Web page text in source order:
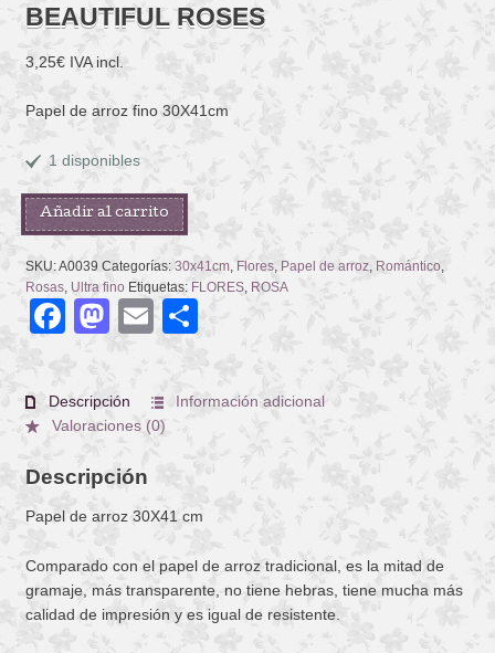
BEAUTIFUL ROSES
3,25€ IVA incl.
Papel de arroz fino 30X41cm
1 disponibles
BEAUTIFUL
ROSES
cantidad
Añadir al carrito
SKU:A0039 Categorías: 30x41cm, Flores, Papel de arroz, Romántico
Rosas, Ultra fino Etiquetas: FLORES, ROSA
Facebook
Mastodon
EmailCompartir
Descripción
Información adicional
Valoraciones (0)
Descripción
Papel de arroz 30X41 cm
Comparado con el papel de arroz tradicional, es la mitad de
gramaje, más transparente, no tiene hebras, tiene mucha más
calidad de impresión y es igual de resistente.